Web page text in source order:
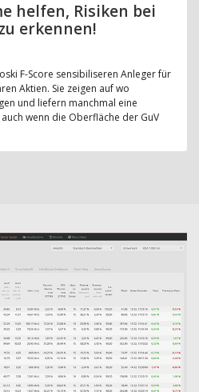
helfen, Risiken bei
erkennen!
F-Score sensibiliseren Anleger für
Aktien. Sie zeigen auf wo
und liefern manchmal eine
wenn die Oberfläche der GuV